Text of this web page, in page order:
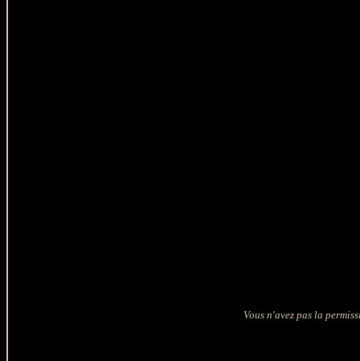
Vous n'avez pas la